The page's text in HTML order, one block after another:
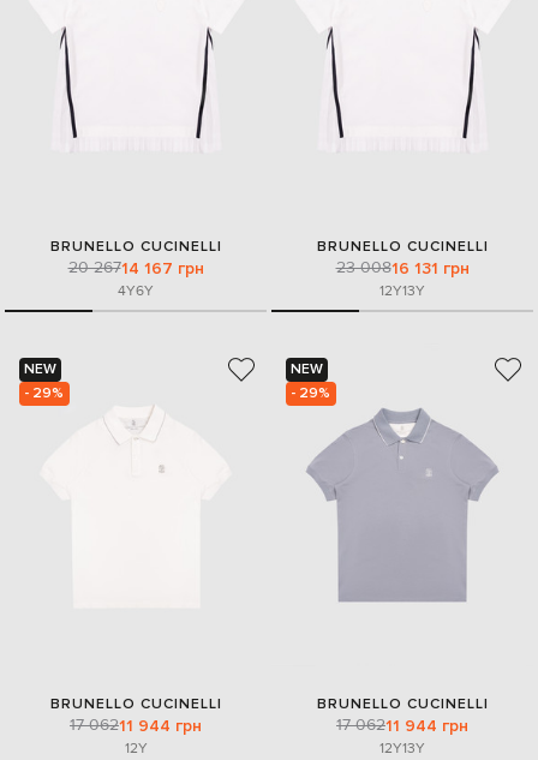
BRUNELLO CUCINELLI
20 26714 167 грн
4Y6Y
BRUNELLO CUCINELLI
23 00816 131 грн
12Y13Y
NEW
- 29%
BRUNELLO CUCINELLI
17 06211 944 грн
12Y
NEW
- 29%
BRUNELLO CUCINELLI
17 06211 944 грн
12Y13Y